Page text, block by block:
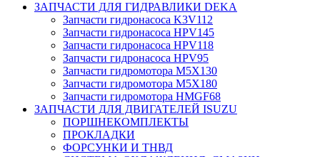
ЗАПЧАСТИ ДЛЯ ГИДРАВЛИКИ DEKA
Запчасти гидронасоса K3V112
Запчасти гидронасоса HPV145
Запчасти гидронасоса HPV118
Запчасти гидронасоса HPV95
Запчасти гидромотора M5X130
Запчасти гидромотора M5X180
Запчасти гидромотора HMGF68
ЗАПЧАСТИ ДЛЯ ДВИГАТЕЛЕЙ ISUZU
ПОРШНЕКОМПЛЕКТЫ
ПРОКЛАДКИ
ФОРСУНКИ И ТНВД